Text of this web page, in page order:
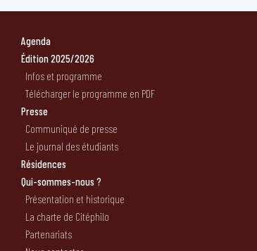
Agenda
Édition 2025/2026
Infos et programme
Télécharger le programme en PDF
Presse
Communiqué de presse
Le journal des étudiants
Résidences
Qui-sommes-nous ?
Présentation et historique
La charte de Citéphilo
Partenariats